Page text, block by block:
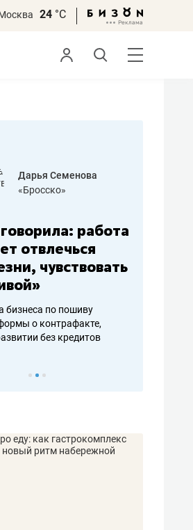
24 °С
Дарья Семенова
«Бросско»
работа
отвлечься
чувствовать
бизнеса по пошиву
о контрафакте,
без кредитов